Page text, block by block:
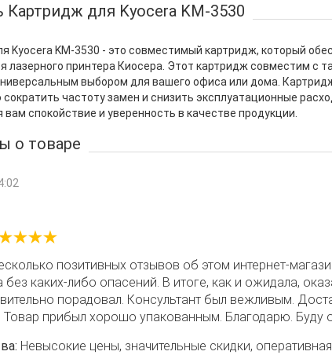
Картридж для Kyocera KM-3530
Kyocera KM-3530 - это совместимый картридж, который
лазерного принтера Киосера. Этот картридж совместим с
выбором для вашего офиса или дома.
сократить частоту замен и снизить эксплуатационные
вам спокойствие и уверенность в качестве продукции.
о товаре
позитивных отзывов об этом интернет-
без каких-либо опасений. В итоге, как и ожидала,
порадовал. Консультант был вежливым.
Товар прибыл хорошо упакованным. Благодарю. Буду
Невысокие цены, значительные скидки,